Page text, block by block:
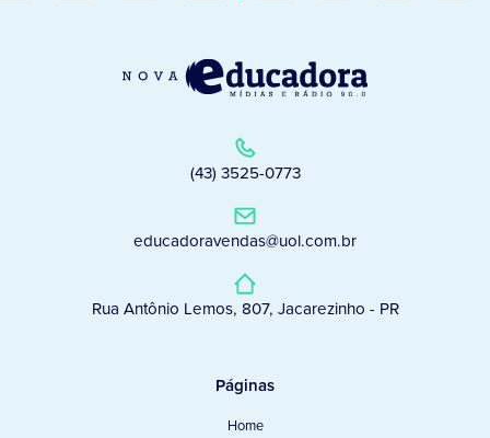
(43) 3525-0773
educadoravendas@uol.com.br
Rua Antônio Lemos, 807, Jacarezinho - PR
Páginas
Home